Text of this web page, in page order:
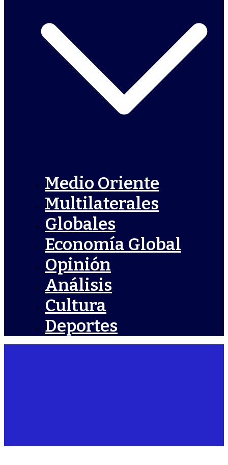
Medio Oriente
Multilaterales
Globales
Economía Global
Opinión
Análisis
Cultura
Deportes